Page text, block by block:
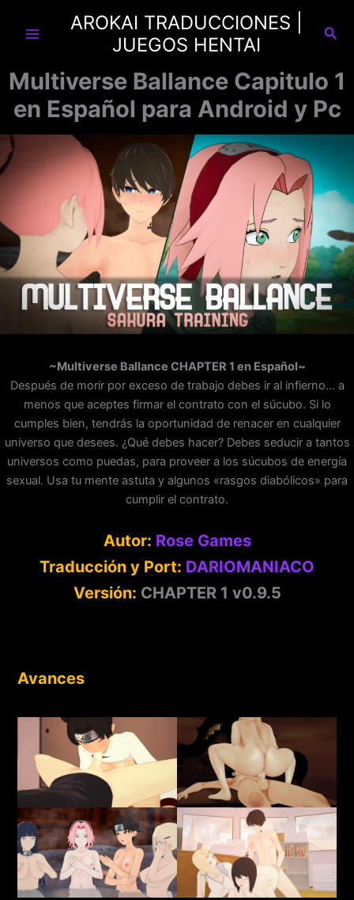
AROKAI TRADUCCIONES |
JUEGOS HENTAI
Multiverse Ballance Capitulo 1
en Español para Android y Pc
~Multiverse Ballance CHAPTER 1 en Español~
Después de morir por exceso de trabajo debes ir al infierno… a
menos que aceptes firmar el contrato con el súcubo. Si lo
cumples bien, tendrás la oportunidad de renacer en cualquier
universo que desees. ¿Qué debes hacer? Debes seducir a tantos
universos como puedas, para proveer a los súcubos de energía
sexual. Usa tu mente astuta y algunos «rasgos diabólicos» para
cumplir el contrato.
Autor: Rose Games
Traducción y Port: DARIOMANIACO
Versión: CHAPTER 1 v0.9.5
Avances